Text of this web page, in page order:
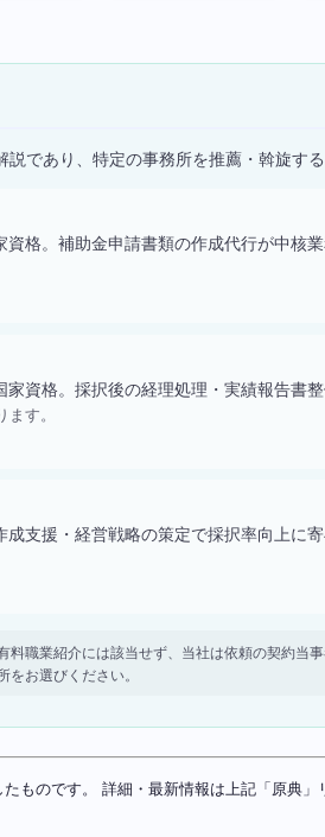
であり、特定の事務所を推薦・斡旋す
格。補助金申請書類の作成代行が中核業
資格。採択後の経理処理・実績報告書整
す。
支援・経営戦略の策定で採択率向上に寄
職業紹介には該当せず、当社は依頼の契約当
お選びください。
ものです。 詳細・最新情報は上記「原典